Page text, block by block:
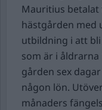
Mauritius
hästgården med
utbildning i att
som är i åldrarna
gården sex
någon lön.
månaders